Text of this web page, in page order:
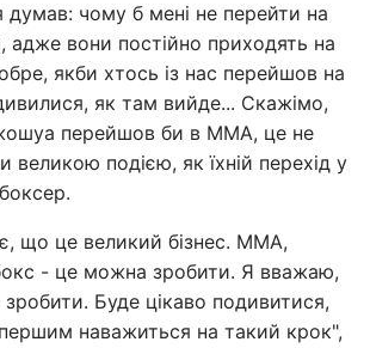
думав: чому б мені не перейти на
адже вони постійно приходять на
якби хтось із нас перейшов на
як там вийде... Скажімо,
перейшов би в ММА, це не
великою подією, як їхній перехід у
що це великий бізнес. ММА,
- це можна зробити. Я вважаю,
Буде цікаво подивитися,
наважиться на такий крок",